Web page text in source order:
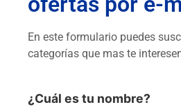
En este formulario puedes
categorías que mas te
¿Cuál es tu nombre?